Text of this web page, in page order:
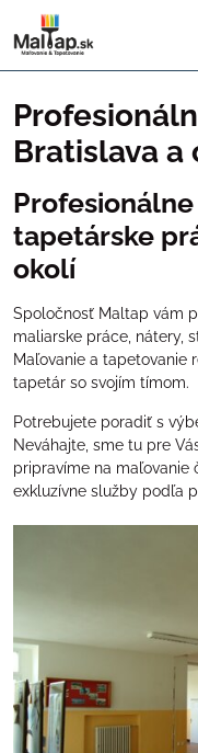
Bratislava a
tapetárske
okolí
Spoločnosť Maltap vám
maliarske práce, nátery,
Maľovanie a tapetovanie
tapetár so svojím tímom.
Potrebujete poradiť s
Neváhajte, sme tu pre
pripravíme na maľovanie
exkluzívne služby podľa